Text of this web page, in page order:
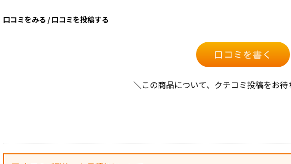
口コミをみる / 口コミを投稿する
口コミを書く
＼この商品について、クチコミ投稿をお